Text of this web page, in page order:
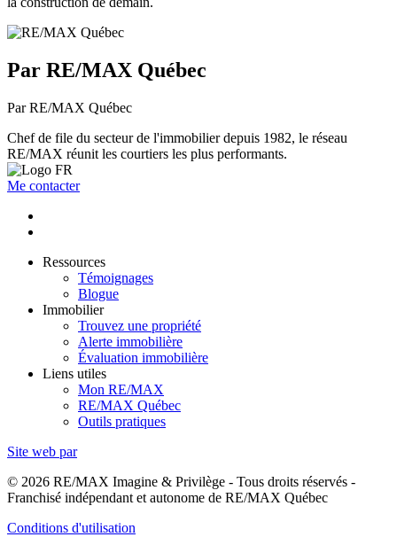
Par RE/MAX Québec
Par RE/MAX Québec
Chef de file du secteur de l'immobilier depuis 1982, le réseau
RE/MAX réunit les courtiers les plus performants.
Me contacter
Ressources
Témoignages
Blogue
Immobilier
Trouvez une propriété
Alerte immobilière
Évaluation immobilière
Liens utiles
Mon RE/MAX
RE/MAX Québec
Outils pratiques
Site web par
© 2026 RE/MAX Imagine & Privilège - Tous droits réservés -
Franchisé indépendant et autonome de RE/MAX Québec
Conditions d'utilisation